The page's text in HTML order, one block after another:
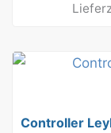
Controller